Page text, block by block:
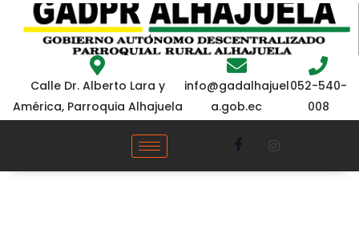
Calle Dr. Alberto Lara y
América, Parroquia Alhajuela
info@gadalhajuel
a.gob.ec
052-540-
008